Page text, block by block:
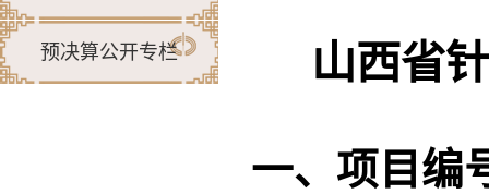
预决算公开专栏 山西省
一、项目编